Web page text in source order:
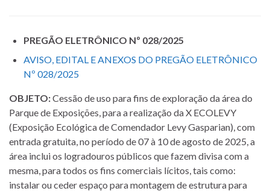
PREGÃO ELETRÔNICO Nº 028/2025
AVISO, EDITAL E ANEXOS DO PREGÃO ELETRÔNICO
Nº 028/2025
OBJETO:Cessão de uso para fins de exploração da área do
Parque de Exposições, para a realização da X ECOLEVY
(Exposição Ecológica de Comendador Levy Gasparian), com
entrada gratuita, no período de 07 à 10 de agosto de 2025, a
área inclui os logradouros públicos que fazem divisa com a
mesma, para todos os fins comerciais lícitos, tais como:
instalar ou ceder espaço para montagem de estrutura para